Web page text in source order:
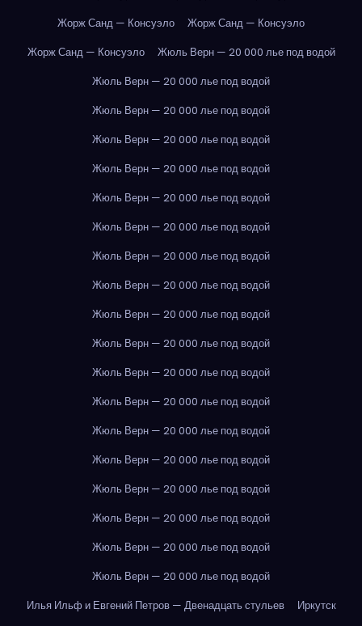
Жорж Санд — Консуэло
Жорж Санд — Консуэло
Жорж Санд — Консуэло
Жюль Верн — 20 000 лье под водой
Жюль Верн — 20 000 лье под водой
Жюль Верн — 20 000 лье под водой
Жюль Верн — 20 000 лье под водой
Жюль Верн — 20 000 лье под водой
Жюль Верн — 20 000 лье под водой
Жюль Верн — 20 000 лье под водой
Жюль Верн — 20 000 лье под водой
Жюль Верн — 20 000 лье под водой
Жюль Верн — 20 000 лье под водой
Жюль Верн — 20 000 лье под водой
Жюль Верн — 20 000 лье под водой
Жюль Верн — 20 000 лье под водой
Жюль Верн — 20 000 лье под водой
Жюль Верн — 20 000 лье под водой
Жюль Верн — 20 000 лье под водой
Жюль Верн — 20 000 лье под водой
Жюль Верн — 20 000 лье под водой
Жюль Верн — 20 000 лье под водой
Илья Ильф и Евгений Петров — Двенадцать стульев
Иркутск